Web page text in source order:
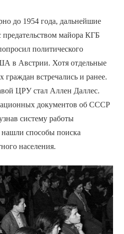
до 1954 года, дальнейшие
майора КГБ
политического
в Австрии. Хотя отдельные
граждан встречались и ранее.
ЦРУ стал Аллен Даллес.
документов об СССР
систему работы
способы поиска
населения.